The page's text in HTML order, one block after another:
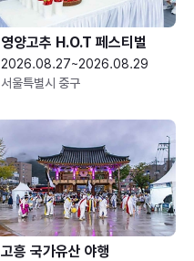
영양고추 H.O.T 페스티벌
2026.08.27~2026.08.29
서울특별시 중구
고흥 국가유산 야행